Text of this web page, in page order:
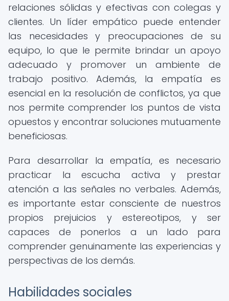
relaciones sólidas y efectivas con colegas y
clientes. Un líder empático puede entender
las necesidades y preocupaciones de su
equipo, lo que le permite brindar un apoyo
adecuado y promover un ambiente de
trabajo positivo. Además, la empatía es
esencial en la resolución de conflictos, ya que
nos permite comprender los puntos de vista
opuestos y encontrar soluciones mutuamente
beneficiosas.
Para desarrollar la empatía, es necesario
practicar la escucha activa y prestar
atención a las señales no verbales. Además,
es importante estar consciente de nuestros
propios prejuicios y estereotipos, y ser
capaces de ponerlos a un lado para
comprender genuinamente las experiencias y
perspectivas de los demás.
Habilidades sociales